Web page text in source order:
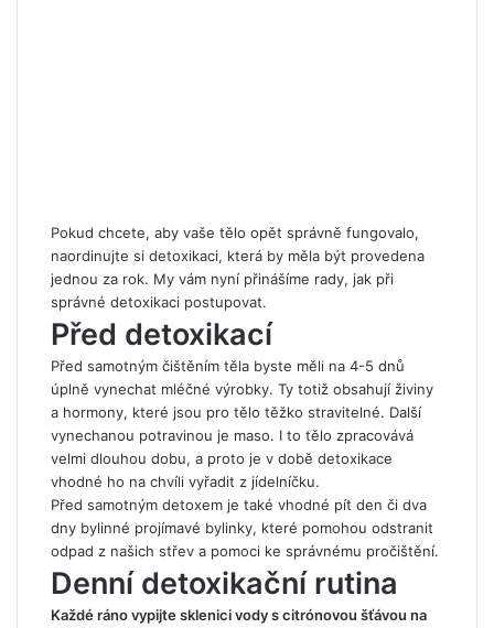
Pokud chcete, aby vaše tělo opět správně fungovalo,
naordinujte si detoxikaci, která by měla být provedena
jednou za rok. My vám nyní přinášíme rady, jak při
správné detoxikaci postupovat.
Před detoxikací
Před samotným čištěním těla byste měli na 4-5 dnů
úplně vynechat mléčné výrobky. Ty totiž obsahují živiny
a hormony, které jsou pro tělo těžko stravitelné. Další
vynechanou potravinou je maso. I to tělo zpracovává
velmi dlouhou dobu, a proto je v době detoxikace
vhodné ho na chvíli vyřadit z jídelníčku.
Před samotným detoxem je také vhodné pít den či dva
dny bylinné projímavé bylinky, které pomohou odstranit
odpad z našich střev a pomoci ke správnému pročištění.
Denní detoxikační rutina
Každé ráno vypijte sklenici vody s citrónovou šťávou na